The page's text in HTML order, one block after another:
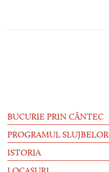
BUCURIE PRIN CÂNTEC
PROGRAMUL SLUJBELOR
ISTORIA